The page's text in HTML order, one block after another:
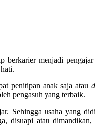
menjadi
penitipan anak saja atau
pengasuh yang terbaik.
Sehingga usaha yang
disuapi atau